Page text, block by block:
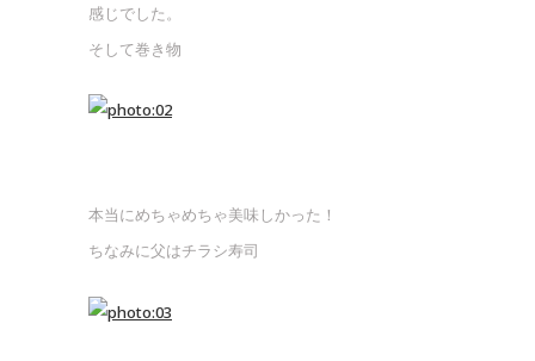
感じでした。
そして巻き物
本当にめちゃめちゃ美味しかった！
ちなみに父はチラシ寿司